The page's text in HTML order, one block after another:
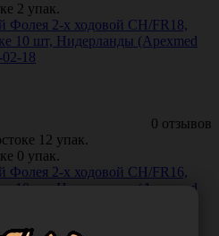
2 упак.
Фолея 2-х ходовой CH/FR18,
10 шт, Нидерланды (Apexmed
18
0 отзывов
12 упак.
0 упак.
Фолея 2-х ходовой CH/FR16,
10 шт, Нидерланды (Apexmed
16